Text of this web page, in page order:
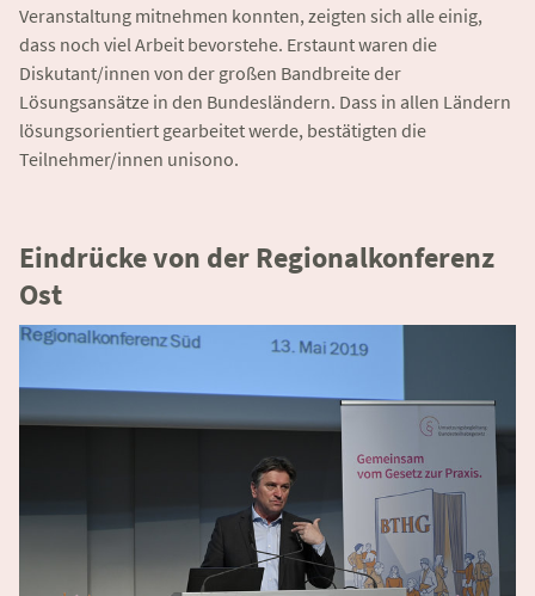
Veranstaltung mitnehmen konnten, zeigten sich alle einig,
dass noch viel Arbeit bevorstehe. Erstaunt waren die
Diskutant/innen von der großen Bandbreite der
Lösungsansätze in den Bundesländern. Dass in allen Ländern
lösungsorientiert gearbeitet werde, bestätigten die
Teilnehmer/innen unisono.
Eindrücke von der Regionalkonferenz
Ost
Ähnliche Veranstaltungen
Umsetzungsbegleitung BTHG -
Regionalkonferenz Ost
Regionalkonferenz